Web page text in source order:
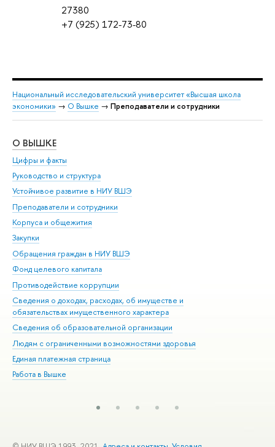
27380
+7 (925) 172-73-80
Национальный исследовательский университет «Высшая школа
экономики» → О Вышке → Преподаватели и сотрудники
О ВЫШКЕ
Цифры и факты
Руководство и структура
Устойчивое развитие в НИУ ВШЭ
Преподаватели и сотрудники
Корпуса и общежития
Закупки
Обращения граждан в НИУ ВШЭ
Фонд целевого капитала
Противодействие коррупции
Сведения о доходах, расходах, об имуществе и
обязательствах имущественного характера
Сведения об образовательной организации
Людям с ограниченными возможностями здоровья
Единая платежная страница
Работа в Вышке